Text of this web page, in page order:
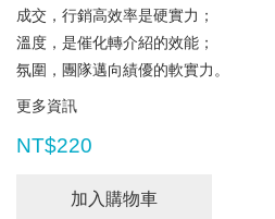
成交，行銷高效率是硬實力；
溫度，是催化轉介紹的效能；
氛圍，團隊邁向績優的軟實力。
更多資訊
NT$220
加入購物車